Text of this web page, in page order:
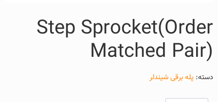
Step Sprocket(Order
Matched Pair)
دسته: پله برقی شیندلر